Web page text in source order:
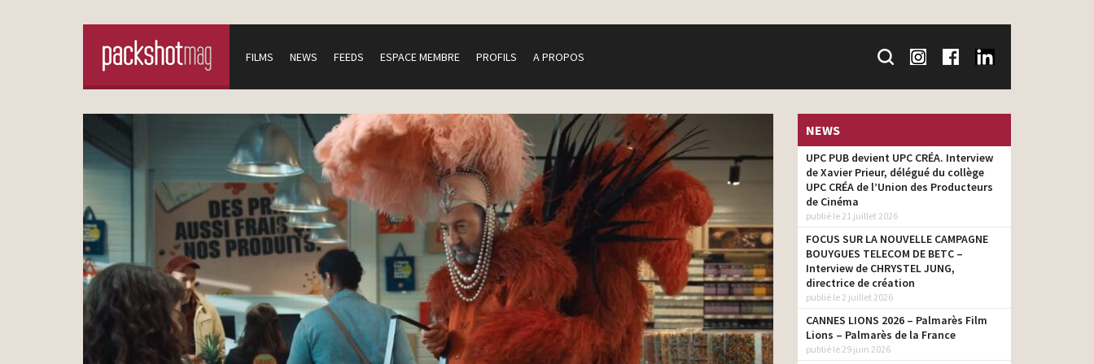
FILMS NEWS FEEDS ESPACE MEMBRE PROFILS A PROPOS
NEWS
UPC PUB devient UPC CRÉA. Interview
de Xavier Prieur, délégué du collège
UPC CRÉA de l’Union des Producteurs
de Cinéma
publié le 21 juillet 2026
FOCUS SUR LA NOUVELLE CAMPAGNE
BOUYGUES TELECOM DE BETC –
Interview de CHRYSTEL JUNG,
directrice de création
publié le 2 juillet 2026
CANNES LIONS 2026 – Palmarès Film
Lions – Palmarès de la France
publié le 29 juin 2026